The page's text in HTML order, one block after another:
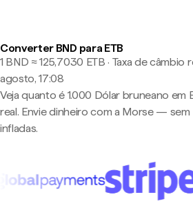
Converter BND para ETB
1 BND ≈ 125,7030 ETB · Taxa de câmbio
agosto, 17:08
Veja quanto é 1.000 Dólar bruneano
real. Envie dinheiro com a Morse —
infladas.